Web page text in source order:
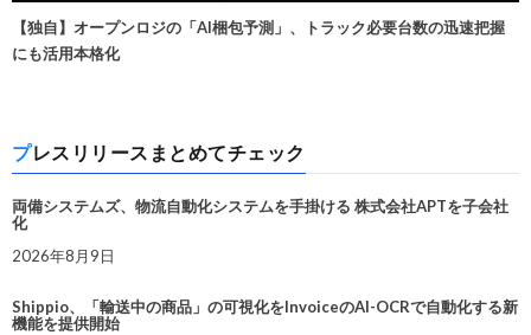
【独自】オープンロジの「AI梱包予測」、トラック必要台数の迅速把握
にも活用本格化
プレスリリースまとめてチェック
両備システムズ、物流自動化システムを手掛ける 株式会社APTを子会社
化
2026年8月9日
Shippio、「輸送中の商品」の可視化をInvoiceのAI-OCRで自動化する新
機能を提供開始